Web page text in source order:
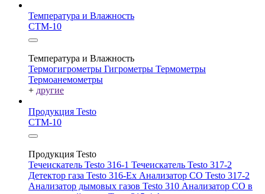
Температура и Влажность
СТМ-10
Температура и Влажность
Термогигрометры Гигрометры Термометры
Термоанемометры
+ другие
Продукция Testo
СТМ-10
Продукция Testo
Течеискатель Testo 316-1 Течеискатель Testo 317-2
Детектор газа Testo 316-Ex Анализатор CO Testo 317-2
Анализатор дымовых газов Testo 310 Анализатор CO в